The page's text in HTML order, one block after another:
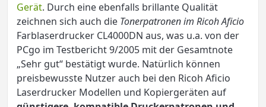
Gerät. Durch eine ebenfalls brillante Qualität
zeichnen sich auch die Tonerpatronen im Ricoh Aficio
Farblaserdrucker CL4000DN aus, was u.a. von der
PCgo im Testbericht 9/2005 mit der Gesamtnote
„Sehr gut“ bestätigt wurde. Natürlich können
preisbewusste Nutzer auch bei den Ricoh Aficio
Laserdrucker Modellen und Kopiergeräten auf